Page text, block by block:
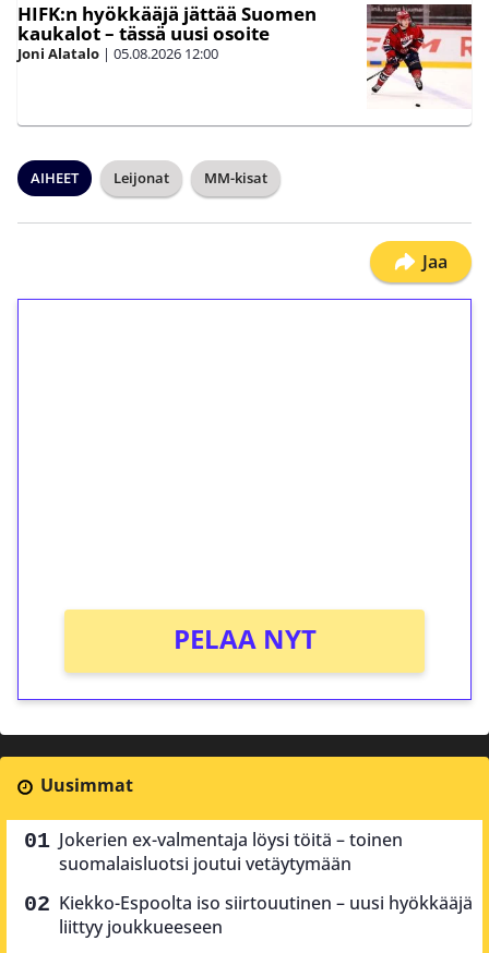
HIFK:n hyökkääjä jättää Suomen
kaukalot – tässä uusi osoite
Joni Alatalo | 05.08.2026 12:00
AIHEET Leijonat MM-kisat
Jaa
PELAA NYT
Uusimmat
Jokerien ex-valmentaja löysi töitä – toinen
suomalaisluotsi joutui vetäytymään
Kiekko-Espoolta iso siirtouutinen – uusi hyökkääjä
liittyy joukkueeseen